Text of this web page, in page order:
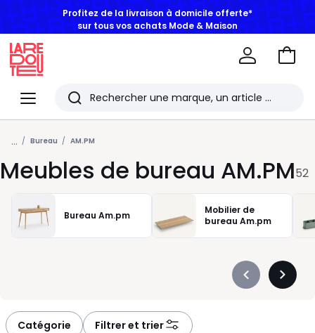
Menu
Redoute
Rechercher
Les
derniers
articles
consultés
Aller
... Bureau AM.PM
Meubles de bureau AM.PM52
Bureau Am.pm
Mobilier de
bureau Am.pm
Précédent
Catégorie Filtrer et trier